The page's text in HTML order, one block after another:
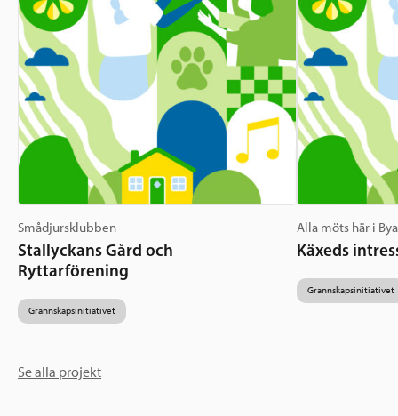
Smådjursklubben
Stallyckans Gård och
Ryttarförening
Grannskapsinitiativet
Alla möts här i
Käxeds
Grannskapsinitiativet
Se alla projekt